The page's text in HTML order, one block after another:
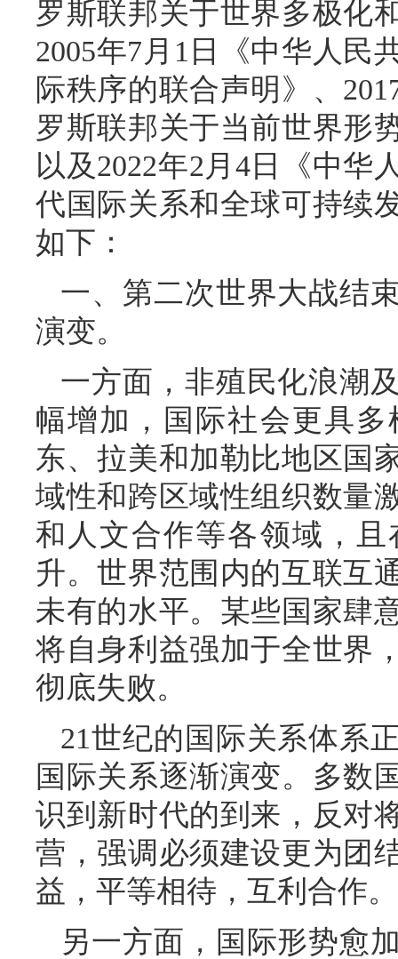
罗斯联邦关于世界多极化
2005年7月1日《中华人民
际秩序的联合声明》、
罗斯联邦关于当前世界形
以及2022年2月4日《中华
代国际关系和全球可持续
如下：
一、第二次世界大战结
演变。
一方面，非殖民化浪潮
幅增加，国际社会更具
东、拉美和加勒比地区国
域性和跨区域性组织数量
和人文合作等各领域，
升。世界范围内的互联互
未有的水平。某些国家肆
将自身利益强加于全世界
彻底失败。
21世纪的国际关系体系
国际关系逐渐演变。多数
识到新时代的到来，反对
营，强调必须建设更为团
益，平等相待，互利合作。
另一方面，国际形势愈